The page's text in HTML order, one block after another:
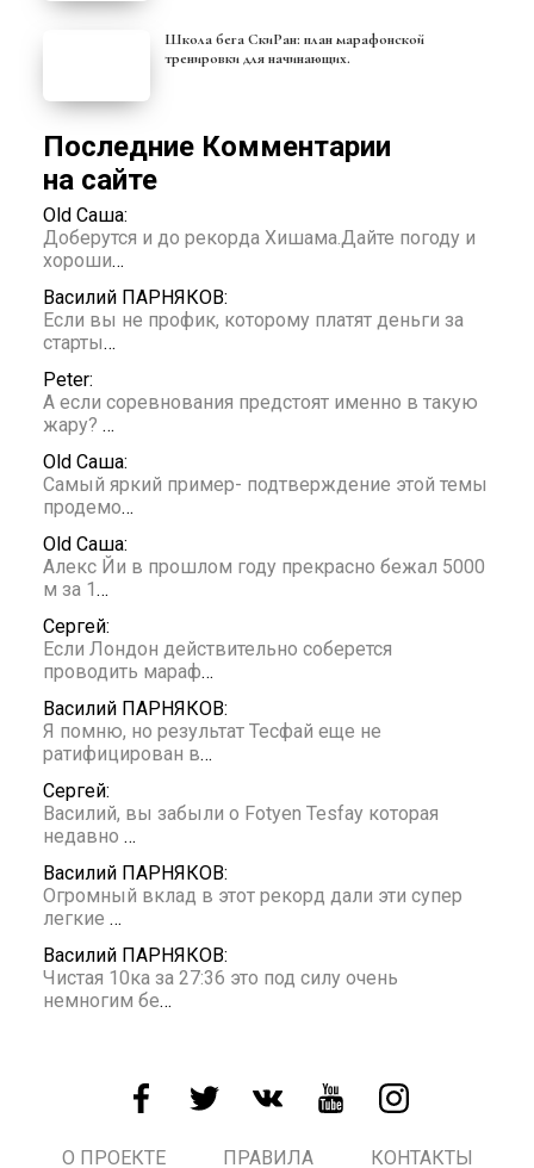
Школа бега СкиРан: план марафонской
тренировки для начинающих.
Последние Комментарии
на сайте
Old Саша:
Доберутся и до рекорда Хишама.Дайте погоду и
хороши…
Василий ПАРНЯКОВ:
Если вы не профик, которому платят деньги за
старты…
Peter:
А если соревнования предстоят именно в такую
жару? …
Old Саша:
Самый яркий пример- подтверждение этой темы
продемо…
Old Саша:
Алекс Йи в прошлом году прекрасно бежал 5000
м за 1…
Сергей:
Если Лондон действительно соберется
проводить мараф…
Василий ПАРНЯКОВ:
Я помню, но результат Тесфай еще не
ратифицирован в…
Сергей:
Василий, вы забыли о Fotyen Tesfay которая
недавно …
Василий ПАРНЯКОВ:
Огромный вклад в этот рекорд дали эти супер
легкие …
Василий ПАРНЯКОВ:
Чистая 10ка за 27:36 это под силу очень
немногим бе…
О ПРОЕКТЕ ПРАВИЛА КОНТАКТЫ